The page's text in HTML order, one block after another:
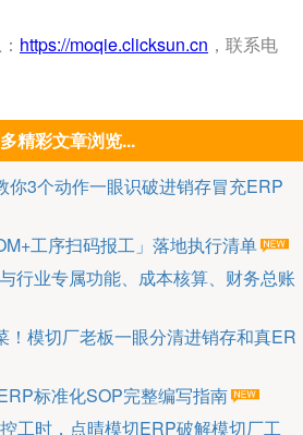
https://moqie.clicksun.cn ，联系电
精彩文章浏览...
你3个动作一眼识破进销存冒充ERP
工序扫码报工」落地执行清单
行业专属功能、成本核算、财务总账
！模切厂老板一眼分清进销存和真ER
标准化SOP完整编写指南
工时，点晴模切ERP破解模切厂工